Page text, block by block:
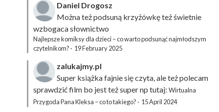
Daniel Drogosz
Można też podsuną krzyżówkęteż świetnie
wzbogaca słownictwo
Najlepsze komiksy dla dzieci – co warto podsunąć najmłodszym
czytelnikom? · 19 February 2025
zalukajmy.pl
Super książka fajnie się czyta, ale też polecam
sprawdzić film bo jest też super np tutaj: Wirtualna
Przygoda Pana Kleksa – co to takiego? · 15 April 2024